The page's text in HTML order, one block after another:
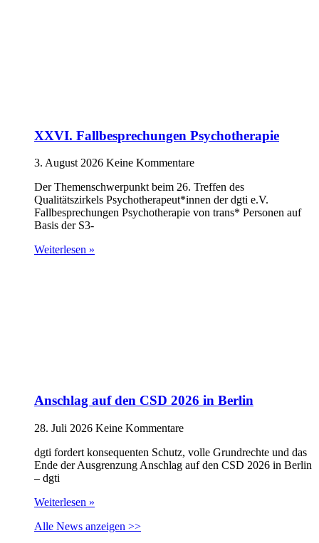
XXVI. Fallbesprechungen Psychotherapie
3. August 2026 Keine Kommentare
Der Themenschwerpunkt beim 26. Treffen des
Qualitätszirkels Psychotherapeut*innen der dgti e.V.
Fallbesprechungen Psychotherapie von trans* Personen auf
Basis der S3-
Weiterlesen »
Anschlag auf den CSD 2026 in Berlin
28. Juli 2026 Keine Kommentare
dgti fordert konsequenten Schutz, volle Grundrechte und das
Ende der Ausgrenzung Anschlag auf den CSD 2026 in Berlin
– dgti
Weiterlesen »
Alle News anzeigen >>